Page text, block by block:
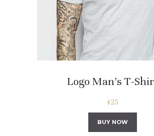
Logo Man’s T-
$25
BUY NOW